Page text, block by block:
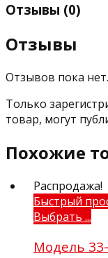
Отзывы (0)
Отзывы
Отзывов пока нет.
Только
товар, могут
Похожие
Распродажа!
Быстрый
Выбрать ...
Модель